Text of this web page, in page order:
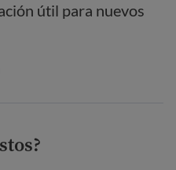
útil para nuevos